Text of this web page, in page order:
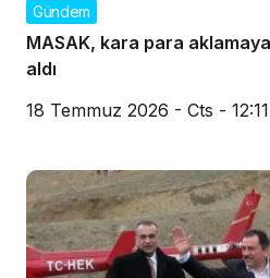
Gündem
MASAK, kara para
aldı
18 Temmuz 2026 - Cts - 12:11